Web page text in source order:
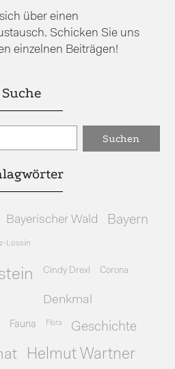
über einen
Schicken Sie uns
einzelnen Beiträgen!
Suche
Bayerischer Wald Bayern
Lossin
Cindy Drexl Corona
Denkmal
Fauna Flora Geschichte
Helmut Wartner